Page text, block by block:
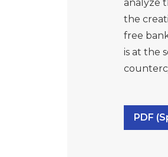
analyze
the
free
is at the
PDF